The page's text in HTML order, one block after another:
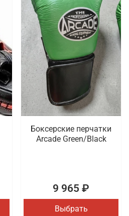
Боксерские перчатки
Arcade Green/Black
9 965 ₽
Выбрать